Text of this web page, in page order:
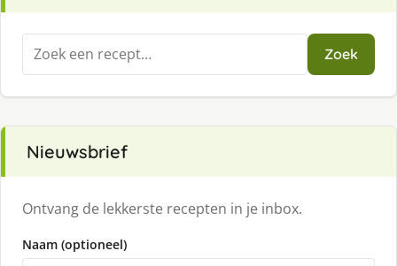
Zoeken
naar:
Zoek
Nieuwsbrief
Ontvang de lekkerste recepten in je inbox.
Naam (optioneel)